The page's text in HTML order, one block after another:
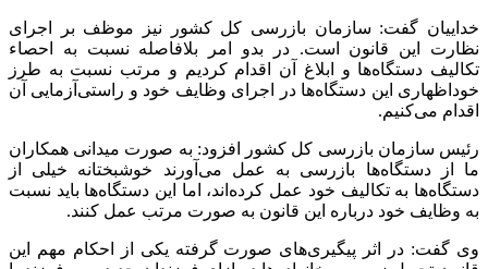
خداییان گفت: سازمان بازرسی کل کشور نیز موظف بر اجرای
نظارت این قانون است. در بدو امر بلافاصله نسبت به احصاء
تکالیف دستگاه‌ها و ابلاغ آن اقدام کردیم و مرتب نسبت به طرز
خوداظهاری این دستگاه‌ها در اجرای وظایف خود و راستی‌آزمایی آن
اقدام می‌کنیم.
رئیس سازمان بازرسی کل کشور افزود: به صورت میدانی همکاران
ما از دستگاه‌ها بازرسی به عمل می‌آورند خوشبختانه خیلی از
دستگاه‌ها به تکالیف خود عمل کرده‌اند، اما این دستگاه‌ها باید نسبت
به وظایف خود درباره این قانون به صورت مرتب عمل کنند.
وی گفت: در اثر پیگیری‌های صورت گرفته یکی از احکام مهم این